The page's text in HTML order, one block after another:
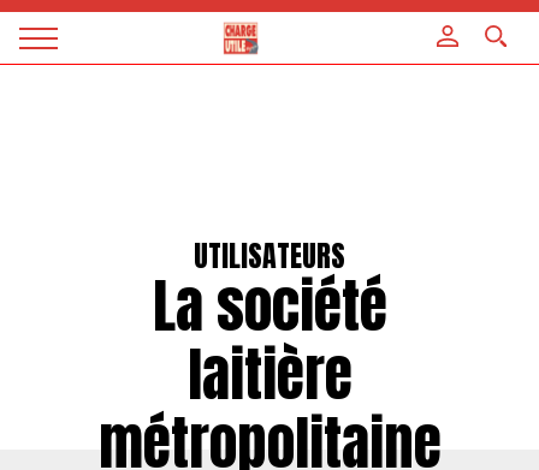
Magazine
UTILISATEURS
La société
laitière
métropolitaine
Panneau de gestion des cookies